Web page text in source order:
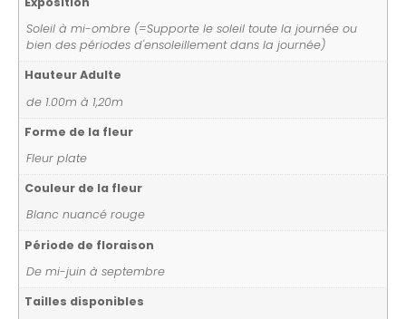
Soleil à mi-ombre (=Supporte le soleil toute la journée ou
bien des périodes d'ensoleillement dans la journée)
Hauteur Adulte
de 1.00m à 1,20m
Forme de la fleur
Fleur plate
Couleur de la fleur
Blanc nuancé rouge
Période de floraison
De mi-juin à septembre
Tailles disponibles